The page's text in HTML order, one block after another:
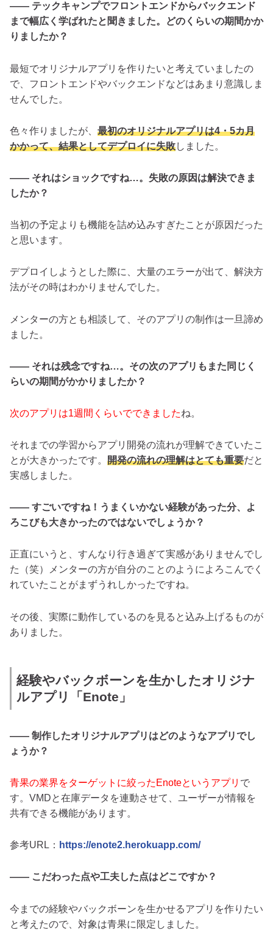
―― テックキャンプでフロントエンドからバックエンド
まで幅広く学ばれたと聞きました。どのくらいの期間かか
りましたか？
最短でオリジナルアプリを作りたいと考えていましたの
で、フロントエンドやバックエンドなどはあまり意識しま
せんでした。
色々作りましたが、 最初のオリジナルアプリは4・5カ月
かかって、結果としてデプロイに失敗しました。
―― それはショックですね…。失敗の原因は解決できま
したか？
当初の予定よりも機能を詰め込みすぎたことが原因だった
と思います。
デプロイしようとした際に、大量のエラーが出て、解決方
法がその時はわかりませんでした。
メンターの方とも相談して、そのアプリの制作は一旦諦め
ました。
―― それは残念ですね…。その次のアプリもまた同じく
らいの期間がかかりましたか？
次のアプリは1週間くらいでできましたね。
それまでの学習からアプリ開発の流れが理解できていたこ
とが大きかったです。 開発の流れの理解はとても重要だと
実感しました。
―― すごいですね！うまくいかない経験があった分、よ
ろこびも大きかったのではないでしょうか？
正直にいうと、すんなり行き過ぎて実感がありませんでし
た（笑）メンターの方が自分のことのようによろこんでく
れていたことがまずうれしかったですね。
その後、実際に動作しているのを見ると込み上げるものが
ありました。
経験やバックボーンを生かしたオリジナ
ルアプリ「Enote」
―― 制作したオリジナルアプリはどのようなアプリでし
ょうか？
青果の業界をターゲットに絞ったEnoteというアプリ で
す。VMDと在庫データを連動させて、ユーザーが情報を
共有できる機能があります。
参考URL： https://enote2.herokuapp.com/
―― こだわった点や工夫した点はどこですか？
今までの経験やバックボーンを生かせるアプリを作りたい
と考えたので、対象は青果に限定しました。